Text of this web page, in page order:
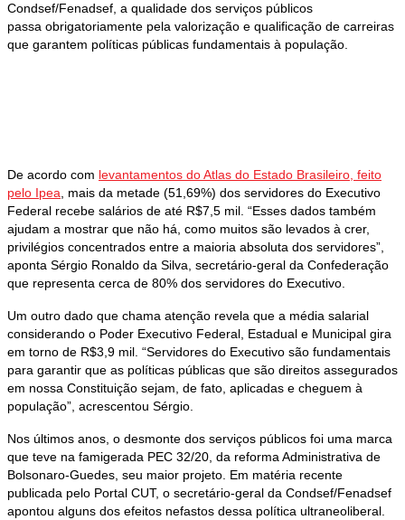
Condsef/Fenadsef, a qualidade dos serviços públicos
passa obrigatoriamente pela valorização e qualificação de carreiras
que garantem políticas públicas fundamentais à população.
De acordo com levantamentos do Atlas do Estado Brasileiro, feito
pelo Ipea , mais da metade (51,69%) dos servidores do Executivo
Federal recebe salários de até R$7,5 mil. “Esses dados também
ajudam a mostrar que não há, como muitos são levados à crer,
privilégios concentrados entre a maioria absoluta dos servidores”,
aponta Sérgio Ronaldo da Silva, secretário-geral da Confederação
que representa cerca de 80% dos servidores do Executivo.
Um outro dado que chama atenção revela que a média salarial
considerando o Poder Executivo Federal, Estadual e Municipal gira
em torno de R$3,9 mil. “Servidores do Executivo são fundamentais
para garantir que as políticas públicas que são direitos assegurados
em nossa Constituição sejam, de fato, aplicadas e cheguem à
população”, acrescentou Sérgio.
Nos últimos anos, o desmonte dos serviços públicos foi uma marca
que teve na famigerada PEC 32/20, da reforma Administrativa de
Bolsonaro-Guedes, seu maior projeto. Em matéria recente
publicada pelo Portal CUT, o secretário-geral da Condsef/Fenadsef
apontou alguns dos efeitos nefastos dessa política ultraneoliberal.